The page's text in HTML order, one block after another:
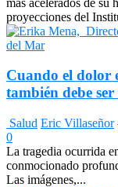
proyecciones del
Cuando el dolor
también debe
Salud Eric Villaseñor
0
La tragedia ocurrida
conmocionado
Las imágenes,...